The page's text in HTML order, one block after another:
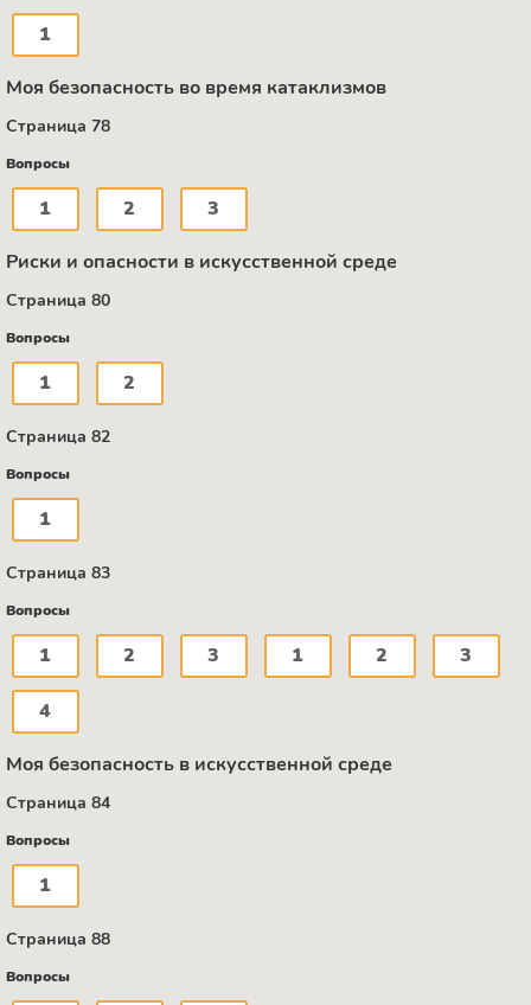
1
Моя безопасность во время катаклизмов
Страница 78
Вопросы
1 2 3
Риски и опасности в искусственной среде
Страница 80
Вопросы
1 2
Страница 82
Вопросы
1
Страница 83
Вопросы
1 2 3 1 2 3
4
Моя безопасность в искусственной среде
Страница 84
Вопросы
1
Страница 88
Вопросы